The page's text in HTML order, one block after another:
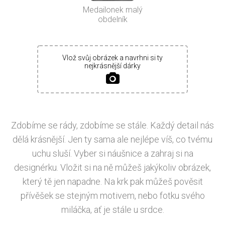
Medailonek malý
obdelník
Vlož svůj obrázek a navrhni si ty
nejkrásnější dárky
Zdobíme se rády, zdobíme se stále. Každý detail nás
dělá krásnější. Jen ty sama ale nejlépe víš, co tvému
uchu sluší. Vyber si náušnice a zahraj si na
designérku. Vložit si na ně můžeš jakýkoliv obrázek,
který tě jen napadne. Na krk pak můžeš pověsit
přívěšek se stejným motivem, nebo fotku svého
miláčka, ať je stále u srdce.